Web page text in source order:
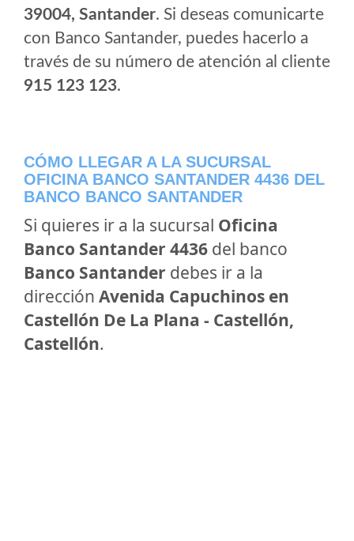
39004, Santander. Si deseas comunicarte
con Banco Santander, puedes hacerlo a
través de su número de atención al cliente
915 123 123.
CÓMO LLEGAR A LA SUCURSAL
OFICINA BANCO SANTANDER 4436 DEL
BANCO BANCO SANTANDER
Si quieres ir a la sucursal Oficina
Banco Santander 4436 del banco
Banco Santander debes ir a la
dirección Avenida Capuchinos en
Castellón De La Plana - Castellón,
Castellón.